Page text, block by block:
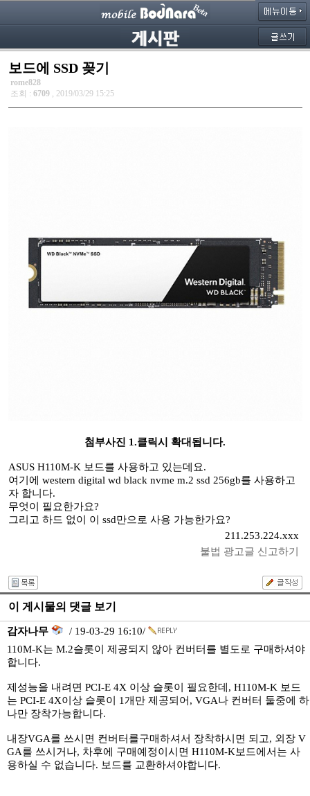
보드에 SSD 꽂기
rome828
조회 : 6709 , 2019/03/29 15:25
첨부사진 1.클릭시 확대됩니다.
ASUS H110M-K 보드를 사용하고 있는데요.
여기에 western digital wd black nvme m.2 ssd 256gb를 사용하고
자 합니다.
무엇이 필요한가요?
그리고 하드 없이 이 ssd만으로 사용 가능한가요?
211.253.224.xxx
불법 광고글 신고하기
이 게시물의 댓글 보기
감자나무
/ 19-03-29 16:10/
110M-K는 M.2슬롯이 제공되지 않아 컨버터를 별도로 구매하셔야
합니다.
제성능을 내려면 PCI-E 4X 이상 슬롯이 필요한데, H110M-K 보드
는 PCI-E 4X이상 슬롯이 1개만 제공되어, VGA나 컨버터 둘중에 하
나만 장착가능합니다.
내장VGA를 쓰시면 컨버터를구매하셔서 장착하시면 되고, 외장 V
GA를 쓰시거나, 차후에 구매예정이시면 H110M-K보드에서는 사
용하실 수 없습니다. 보드를 교환하셔야합니다.